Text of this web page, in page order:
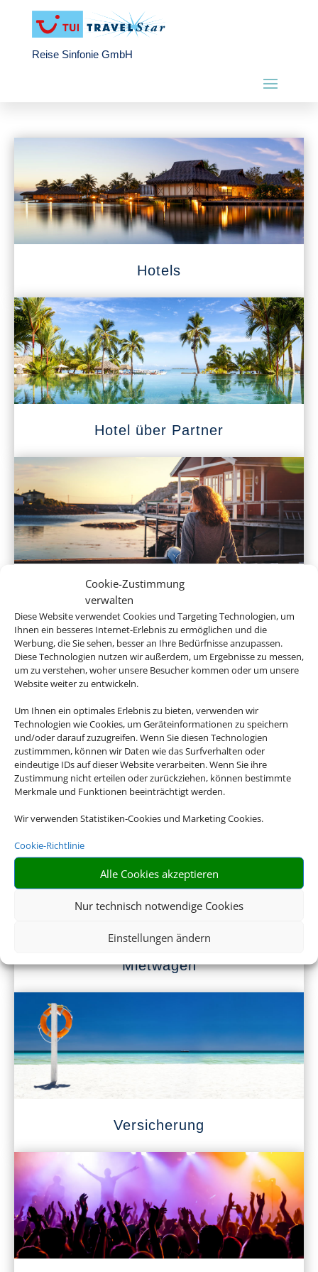
Cookie-Zustimmung
verwalten
Diese Website verwendet Cookies und Targeting Technologien, um
Ihnen ein besseres Internet-Erlebnis zu ermöglichen und die
Werbung, die Sie sehen, besser an Ihre Bedürfnisse anzupassen.
Diese Technologien nutzen wir außerdem, um Ergebnisse zu messen,
um zu verstehen, woher unsere Besucher kommen oder um unsere
Website weiter zu entwickeln.
Um Ihnen ein optimales Erlebnis zu bieten, verwenden wir
Technologien wie Cookies, um Geräteinformationen zu speichern
und/oder darauf zuzugreifen. Wenn Sie diesen Technologien
zustimmmen, können wir Daten wie das Surfverhalten oder
eindeutige IDs auf dieser Website verarbeiten. Wenn Sie ihre
Zustimmung nicht erteilen oder zurückziehen, können bestimmte
Merkmale und Funktionen beeinträchtigt werden.
Wir verwenden Statistiken-Cookies und Marketing Cookies.
Cookie-Richtlinie
Alle Cookies akzeptieren
Nur technisch notwendige Cookies
Einstellungen ändern
Reise Sinfonie GmbH
Hotels
Hotel über Partner
Ferienhaus
Hotel und Bahn
Empfehlungen für Ihre Reise
Mietwagen
Versicherung